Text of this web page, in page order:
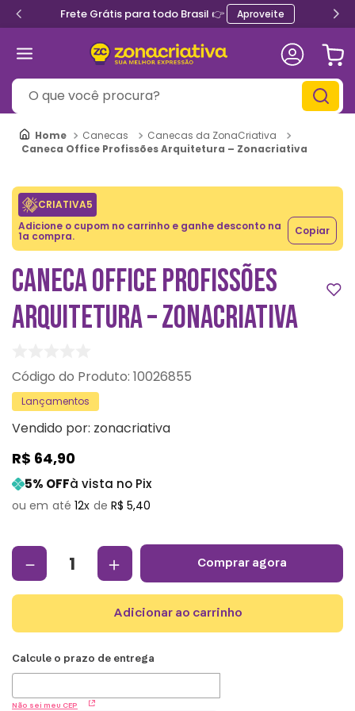
Frete Grátis para todo Brasil 👉 Aproveite
O que você procura?
Canecas
Canecas da ZonaCriativa
Caneca Office Profissões Arquitetura – Zonacriativa
CRIATIVA5
Adicione o cupom no carrinho e ganhe desconto na
1a compra. Copiar
CANECA OFFICE PROFISSÕES
ARQUITETURA – ZONACRIATIVA
: 10026855
Lançamentos
Vendido por: zonacriativa
R$ 64,90
5% OFFà vista no Pix
12 R$ 5,40
＋
－ comprar agora
adicionar ao carrinho
Não sei meu CEP